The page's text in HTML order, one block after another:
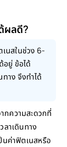
ผลดี?
นสในช่วง 6-
อยู่ ข้อได้
าง จึงทำได้
กความสะดวกที่
ลาเดินทาง
นค่าฟิตเนสหรือ